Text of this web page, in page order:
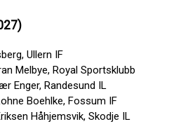
Ullern IF
Melbye, Royal Sportsklubb
Enger, Randesund IL
Boehlke, Fossum IF
Håhjemsvik, Skodje IL